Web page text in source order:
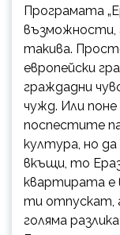
Програмата
възможности,
такива.
европейски
граждадни
чужд. Или поне
поспестите
култура, но
вкъщи, то
квартирата е
ти отпускат,
голяма